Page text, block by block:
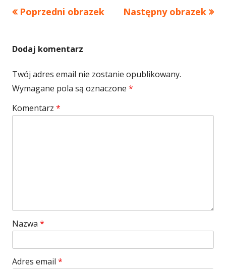
Poprzedni obrazek Następny obrazek
Dodaj komentarz
Twój adres email nie zostanie opublikowany.
Wymagane pola są oznaczone *
Komentarz *
Nazwa *
Adres email *